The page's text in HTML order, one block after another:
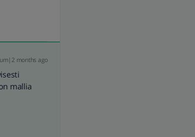
months ago
mallia